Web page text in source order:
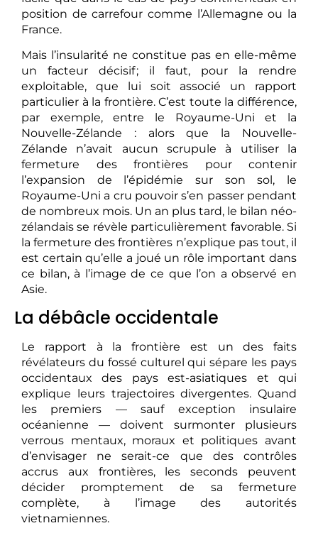
position de carrefour comme l’Allemagne ou la
France.
Mais l’insularité ne constitue pas en elle-même
un facteur décisif ; il faut, pour la rendre
exploitable, que lui soit associé un rapport
particulier à la frontière. C’est toute la différence,
par exemple, entre le Royaume-Uni et la
Nouvelle-Zélande : alors que la Nouvelle-
Zélande n’avait aucun scrupule à utiliser la
fermeture des frontières pour contenir
l’expansion de l’épidémie sur son sol, le
Royaume-Uni a cru pouvoir s’en passer pendant
de nombreux mois. Un an plus tard, le bilan néo-
zélandais se révèle particulièrement favorable. Si
la fermeture des frontières n’explique pas tout, il
est certain qu’elle a joué un rôle important dans
ce bilan, à l’image de ce que l’on a observé en
Asie.
La débâcle occidentale
Le rapport à la frontière est un des faits
révélateurs du fossé culturel qui sépare les pays
occidentaux des pays est-asiatiques et qui
explique leurs trajectoires divergentes. Quand
les premiers — sauf exception insulaire
océanienne — doivent surmonter plusieurs
verrous mentaux, moraux et politiques avant
d’envisager ne serait-ce que des contrôles
accrus aux frontières, les seconds peuvent
décider promptement de sa fermeture
complète, à l’image des autorités
vietnamiennes.